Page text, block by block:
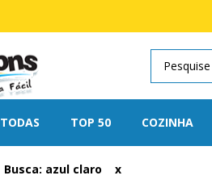
TODAS TOP 50 COZINHA
Pétalas
Doce Infância
Busca: azul claro x